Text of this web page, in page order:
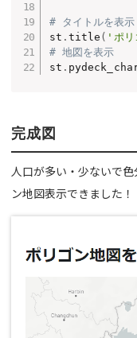
# タイトルを表示
st . title ( 'ポリ
# 地図を表示
st .
完成図
人口が多い・少ないで
ン地図表示できました！